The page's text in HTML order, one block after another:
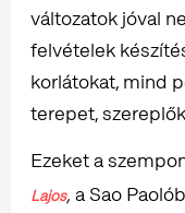
változatok jóval
felvételek
korlátokat, mind
terepet,
Ezeket a
Lajos, a Sao